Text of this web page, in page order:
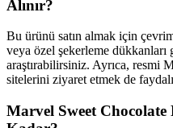
Alınır?
Bu ürünü satın almak için
veya özel şekerleme dükkanları
araştırabilirsiniz. Ayrıca, resmi
sitelerini ziyaret etmek de
Marvel Sweet